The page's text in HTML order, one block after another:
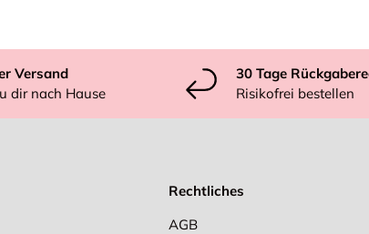
Versand
dir nach Hause
30 Tage
Risikofrei bestellen
Rechtliches
AGB